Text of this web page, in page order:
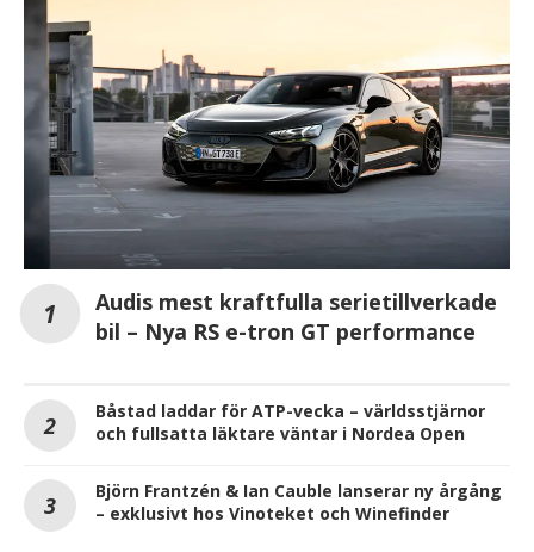
Audis mest kraftfulla serietillverkade
bil – Nya RS e-tron GT performance
Båstad laddar för ATP-vecka – världsstjärnor
och fullsatta läktare väntar i Nordea Open
Björn Frantzén & Ian Cauble lanserar ny årgång
– exklusivt hos Vinoteket och Winefinder